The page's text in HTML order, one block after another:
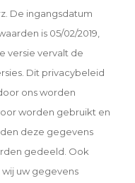
De ingangsdatum
is 05/02/2019,
versie vervalt de
Dit privacybeleid
ons worden
worden gebruikt en
deze gegevens
gedeeld. Ook
uw gegevens